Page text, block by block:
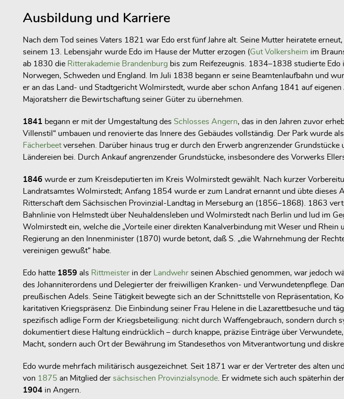
Ausbildung und Karriere
Nach dem Tod seines Vaters 1821 war Edo erst fünf Jahre alt. Seine Mutter heiratete
seinem 13. Lebensjahr wurde Edo im Hause der Mutter erzogen (Gut Volkersheim im
ab 1830 die Ritterakademie Brandenburg bis zum Reifezeugnis. 1834–1838 studierte Edo
Norwegen, Schweden und England. Im Juli 1838 begann er seine Beamtenlaufbahn und
er an das Land- und Stadtgericht Wolmirstedt, wurde aber schon Anfang 1841 auf
Majoratsherr die Bewirtschaftung seiner Güter zu übernehmen.
1841 begann er mit der Umgestaltung des Schlosses Angern, das in den Jahren zuvor
Villenstil“ umbauen und renovierte das Innere des Gebäudes vollständig. Der Park wurde als
Fächerbeetversehen. Darüber hinaus trug er durch den Erwerb angrenzender
Ländereien bei. Durch Ankauf angrenzender Grundstücke, insbesondere des Vorwerks
1846 wurde er zum Kreisdeputierten im Kreis Wolmirstedt gewählt. Nach kurzer
Landratsamtes Wolmirstedt; Anfang 1854 wurde er zum Landrat ernannt und übte
Ritterschaft dem Sächsischen Provinzial-Landtag in Merseburg an (1856–1868). 1863
Bahnlinie von Helmstedt über Neuhaldensleben und Wolmirstedt nach Berlin und lud im
Wolmirstedt ein, welche die „Vorteile einer direkten Kanalverbindung mit Weser und
Regierung an den Innenminister (1870) wurde betont, daß S. „die Wahrnehmung der
vereinigen gewußt“ habe.
Edo hatte 1859 als Rittmeister in der Landwehr seinen Abschied genommen, war jedoch
des Johanniterordens und Delegierter der freiwilligen Kranken- und Verwundetenpflege.
preußischen Adels. Seine Tätigkeit bewegte sich an der Schnittstelle von Repräsentation,
karitativen Kriegspräsenz. Die Einbindung seiner Frau Helene in die Lazarettbesuche und
spezifisch adlige Form der Kriegsbeteiligung: nicht durch Waffengebrauch, sondern durch
dokumentiert diese Haltung eindrücklich – durch knappe, präzise Einträge über
Macht, sondern auch Ort der Bewährung im Standesethos von Mitverantwortung und
Edo wurde mehrfach militärisch ausgezeichnet. Seit 1871 war er der Vertreter des alten
von 1875 an Mitglied der sächsischen Provinzialsynode . Er widmete sich auch späterhin
1904 in Angern.